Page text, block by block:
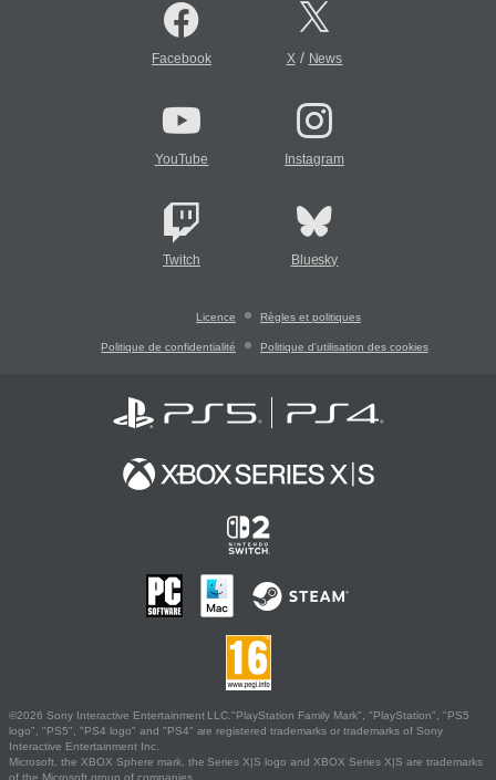
Facebook X/ News
YouTube Instagram
Twitch Bluesky
Licence Règles et politiques
Politique de confidentialité Politique d'utilisation des cookies
©2026 Sony Interactive Entertainment LLC."PlayStation Family Mark", "PlayStation", "PS5
logo", "PS5", "PS4 logo" and "PS4" are registered trademarks or trademarks of Sony
Interactive Entertainment Inc.
Microsoft, the XBOX Sphere mark, the Series X|S logo and XBOX Series X|S are trademarks
of the Microsoft group of companies.